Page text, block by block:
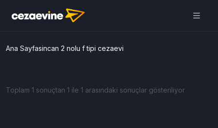
Ana Sayfasincan 2 nolu f tipi cezaevi
Toplam 1 sonuçtan 1 ile 1 arasındaki sonuçlar gösteriliyor